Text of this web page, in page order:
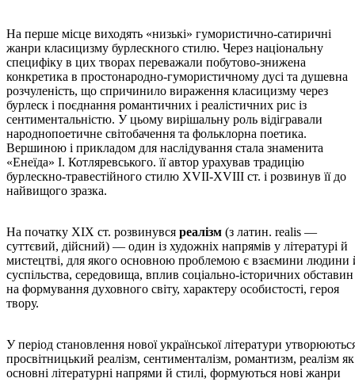
На перше місце виходять «низькі» гумористично-сатиричні
жанри класицизму бурлескного стилю. Через національну
специфіку в цих творах переважали побутово-знижена
конкретика в простонародно-гумористичному дусі та душевна
розчуленість, що спричинило вираження класицизму через
бурлеск і поєднання романтичних і реалістичних рис із
сентиментальністю. У цьому вирішальну роль відігравали
народнопоетичне світобачення та фольклорна поетика.
Вершиною і прикладом для наслідування стала знаменита
«Енеїда» І. Котляревського. її автор урахував традицію
бурлескно-травестійного стилю ХVII-ХVIII ст. і розвинув її до
найвищого зразка.
На початку XIX ст. розвинувся реалізм (з латин. realis —
суттєвий, дійсний) — один із художніх напрямів у літературі й
мистецтві, для якого основною проблемою є взаємини людини
суспільства, середовища, вплив соціально-історичних обставин
на формування духовного світу, характеру особистості, героя
твору.
У період становлення нової української літератури
просвітницький реалізм, сентименталізм, романтизм, реалізм як
основні літературні напрями й стилі, формуються нові жанри